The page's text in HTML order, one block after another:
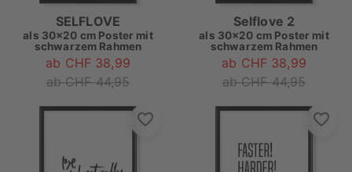
SELFLOVE
als 30x20 cm Poster mit
schwarzem Rahmen
ab CHF 38,99
ab CHF 44,95
Selflove 2
als 30x20 cm Poster mit
schwarzem Rahmen
ab CHF 38,99
ab CHF 44,95